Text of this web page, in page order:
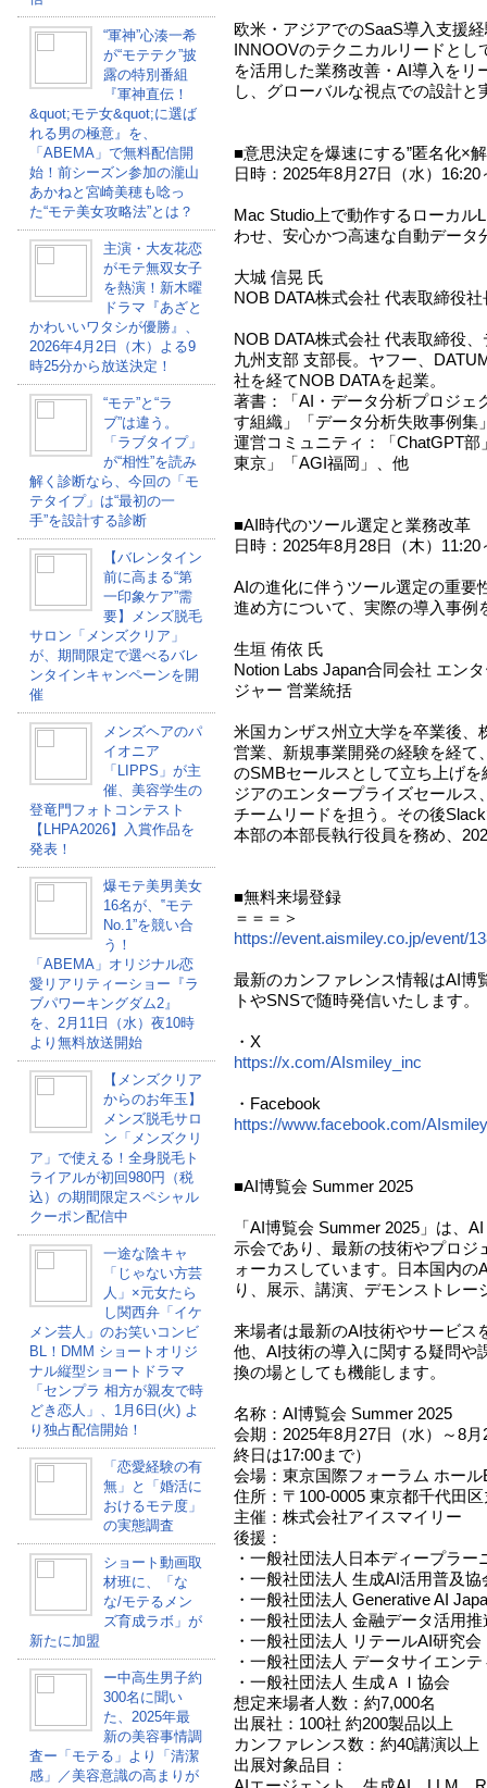
“軍神”心湊一希
が“モテテク”披
露の特別番組
『軍神直伝！
&quot;モテ女&quot;に選ば
れる男の極意』を、
「ABEMA」で無料配信開
始！前シーズン参加の瀧山
あかねと宮崎美穂も唸っ
た“モテ美女攻略法”とは？
主演・大友花恋
がモテ無双女子
を熱演！新木曜
ドラマ『あざと
かわいいワタシが優勝』、
2026年4月2日（木）よる9
時25分から放送決定！
“モテ”と“ラ
ブ”は違う。
「ラブタイプ」
が“相性”を読み
解く診断なら、今回の「モ
テタイプ」は“最初の一
手”を設計する診断
【バレンタイン
前に高まる“第
一印象ケア”需
要】メンズ脱毛
サロン「メンズクリア」
が、期間限定で選べるバレ
ンタインキャンペーンを開
催
メンズヘアのパ
イオニア
「LIPPS」が主
催、美容学生の
登竜門フォトコンテスト
【LHPA2026】入賞作品を
発表！
爆モテ美男美女
16名が、‟モテ
No.1”を競い合
う！
「ABEMA」オリジナル恋
愛リアリティーショー『ラ
ブパワーキングダム2』
を、2月11日（水）夜10時
より無料放送開始
【メンズクリア
からのお年玉】
メンズ脱毛サロ
ン「メンズクリ
ア」で使える！全身脱毛ト
ライアルが初回980円（税
込）の期間限定スペシャル
クーポン配信中
一途な陰キャ
「じゃない方芸
人」×元女たら
し関西弁「イケ
メン芸人」のお笑いコンビ
BL！DMM ショートオリジ
ナル縦型ショートドラマ
「センプラ 相方が親友で時
どき恋人」、1月6日(火) よ
り独占配信開始！
「恋愛経験の有
無」と「婚活に
おけるモテ度」
の実態調査
ショート動画取
材班に、「な
な/モテるメン
ズ育成ラボ」が
新たに加盟
ー中高生男子約
300名に聞い
た、2025年最
新の美容事情調
査ー「モテる」より「清潔
感」／美容意識の高まりが
欧米・アジアでのSaaS導入支援
INNOOVのテクニカルリードとし
を活用した業務改善・AI導入をリ
し、グローバルな視点での設計と
■意思決定を爆速にする”匿名化×
日時：2025年8月27日（水）16:20
Mac Studio上で動作するローカル
わせ、安心かつ高速な自動データ
大城 信晃 氏
NOB DATA株式会社 代表取締役社
NOB DATA株式会社 代表取締役
九州支部 支部長。ヤフー、
社を経てNOB DATAを起業。
著書：「AI・データ分析プロジェ
す組織」「データ分析失敗事例集
運営コミュニティ：「ChatGPT
東京」「AGI福岡」、他
■AI時代のツール選定と業務改革
日時：2025年8月28日（木）11:20
AIの進化に伴うツール選定の重要
進め方について、実際の導入事例
生垣 侑依 氏
Notion Labs Japan合同会社 エン
ジャー 営業統括
米国カンザス州立大学を卒業後、
営業、新規事業開発の経験を経て
のSMBセールスとして立ち上げ
ジアのエンタープライズセールス
チームリードを担う。その後
本部の本部長執行役員を務め、
■無料来場登録
＝＝＝＞
https://event.aismiley.co.jp/event/
最新のカンファレンス情報はAI博
トやSNSで随時発信いたします。
・X
https://x.com/AIsmiley_inc
・Facebook
https://www.facebook.com/
■AI博覧会 Summer 2025
「AI博覧会 Summer 2025」は、
示会であり、最新の技術やプロジ
ォーカスしています。日本国内の
り、展示、講演、デモンストレー
来場者は最新のAI技術やサービス
他、AI技術の導入に関する疑問や
換の場としても機能します。
名称：AI博覧会 Summer 2025
会期：2025年8月27日（水）～8
終日は17:00まで）
会場：東京国際フォーラム ホール
住所：〒100-0005 東京都千代田
主催：株式会社アイスマイリー
後援：
・一般社団法人日本ディープラー
・一般社団法人 生成AI活用普及協
・一般社団法人 Generative AI
・一般社団法人 金融データ活用
・一般社団法人 リテールAI研究会
・一般社団法人 データサイエン
・一般社団法人 生成ＡＩ協会
想定来場者人数：約7,000名
出展社：100社 約200製品以上
カンファレンス数：約40講演以上
出展対象品目：